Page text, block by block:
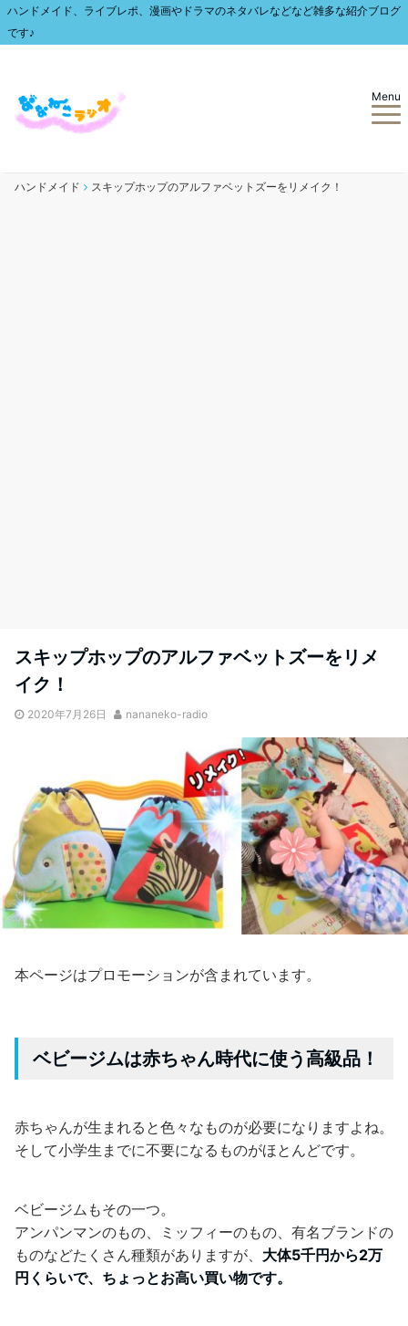
ハンドメイド、ライブレポ、漫画やドラマのネタバレなどなど雑多な紹介ブログ
です♪
Menu
ハンドメイド スキップホップのアルファベットズーをリメイク！
スキップホップのアルファベットズーをリメ
イク！
2020年7月26日 nananeko-radio
本ページはプロモーションが含まれています。
ベビージムは赤ちゃん時代に使う高級品！
赤ちゃんが生まれると色々なものが必要になりますよね。
そして小学生までに不要になるものがほとんどです。
ベビージムもその一つ。
アンパンマンのもの、ミッフィーのもの、有名ブランドの
ものなどたくさん種類がありますが、 大体5千円から2万
円くらいで、ちょっとお高い買い物です。